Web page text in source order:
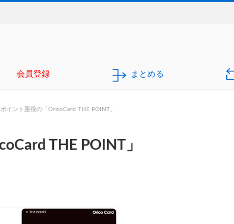
会員登録 まとめる
ポイント重視の「OricoCard THE POINT」
THE POINT」